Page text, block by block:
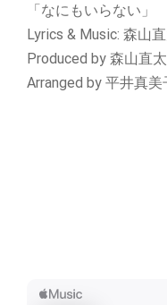
「なにもいらない」
Lyrics & Music: 森山
Produced by 森山直
Arranged by 平井真美